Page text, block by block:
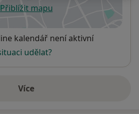
Přiblížit mapuse otevře v nové záložce
kalendář není aktivní
udělat?
Víceo adrese